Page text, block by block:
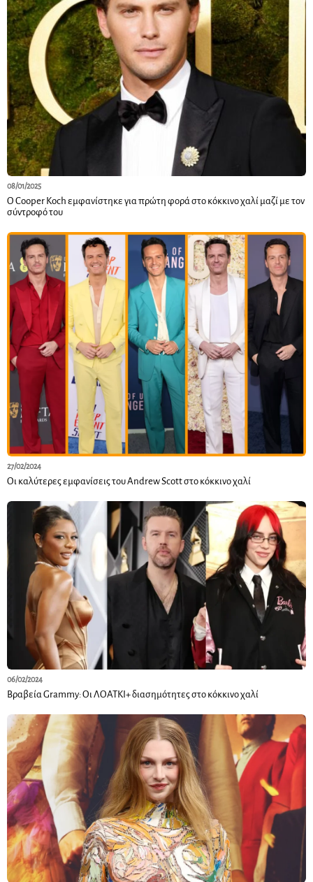
08/01/2025
Ο Cooper Koch εμφανίστηκε για πρώτη φορά στο κόκκινο χαλί μαζί με τον
σύντροφό του
27/02/2024
Οι καλύτερες εμφανίσεις του Andrew Scott στο κόκκινο χαλί
06/02/2024
Βραβεία Grammy: Οι ΛΟΑΤΚΙ+ διασημότητες στο κόκκινο χαλί